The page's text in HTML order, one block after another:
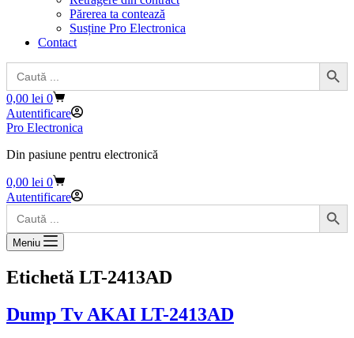
Părerea ta contează
Susține Pro Electronica
Contact
Search
for:
Search Button
Coș
de
cumpărături
0,00 lei 0
Autentificare
Pro Electronica
Din pasiune pentru electronică
Coș
de
cumpărături
0,00 lei 0
Autentificare
Search
for:
Search Button
Meniu
Etichetă LT-2413AD
Dump Tv AKAI LT-2413AD